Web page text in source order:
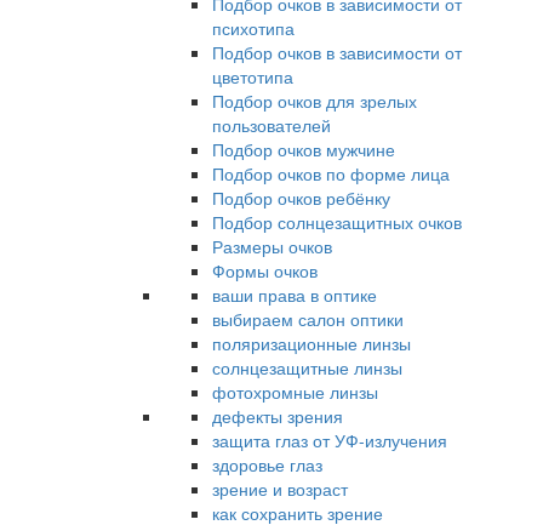
психотипа
Подбор очков в зависимости от
цветотипа
Подбор очков для зрелых
пользователей
Подбор очков мужчине
Подбор очков по форме лица
Подбор очков ребёнку
Подбор солнцезащитных очков
Размеры очков
Формы очков
ваши права в оптике
выбираем салон оптики
поляризационные линзы
солнцезащитные линзы
фотохромные линзы
дефекты зрения
защита глаз от УФ-излучения
здоровье глаз
зрение и возраст
как сохранить зрение